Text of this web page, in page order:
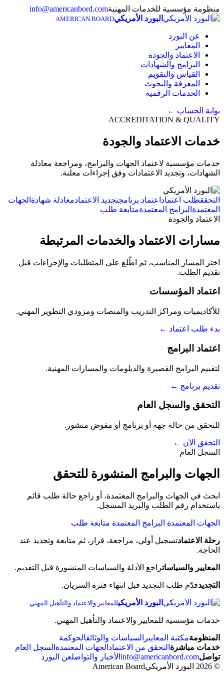
منظومة مؤسسية للخدمات المهنيةinfo@americanbord.com
البورد الأمريكيAMERICAN BOARD
عن البورد
المعايير
الاعتماد والجودة
البرامج والشهادات
القياس والتقويم
المعرفة والبحوث
الخدمات الرقمية
بوابة الحساب ←
ACCREDITATION & QUALITY
خدمات الاعتماد والجودة
خدمات مؤسسية لاعتماد الجهات والبرامج، ومراجعة معادلة
الشهادات، وتجديد الاعتمادات وفق إجراءات معلنة.
التحققطلب اعتماد اعتماد برنامجتجديد الاعتمادمعادلة شهادة الجهات
المعتمدة البرامج المعتمدةمتابعة طلب
الاعتماد والجودة
مسارات الاعتماد والخدمات المرتبطة
اختر المسار المناسب، ثم اطّلع على المتطلبات والإجراءات قبل
تقديم الطلب.
اعتماد المؤسسات
للأكاديميات ومراكز التدريب والمنصات ومزودي التطوير المهني.
بدء طلب اعتماد ←
اعتماد البرامج
لتقييم البرامج القصيرة والدبلومات والمسارات المهنية.
تقديم برنامج ←
التحقق والسجل العام
للتحقق من حالة جهة أو برنامج أو مفوض منشور.
التحقق الآن ←
السجل العام
الجهات والبرامج المنشورة للتحقق
ابحث في الجهات والبرامج المعتمدة، أو راجع حالة طلب قائم
باستخدام رقم الطلب والبريد المسجل.
الجهات المعتمدة البرامج المعتمدة متابعة طلب
رحلة الاعتمادتسجيل أولي، مراجعة، قرار، ثم متابعة وتجديد عند
الحاجة.
المعايير والسياساتراجع الأدلة والسياسات المنشورة قبل التقديم.
التجديدقدّم طلب التجديد قبل انتهاء فترة السريان.
البورد الأمريكيللمعايير والاعتماد والتأهيل المهني
خدمات مؤسسية للمعايير والاعتماد والتأهيل المهني.
المنظومةمكتبة المعايير السياسات والوثائقالحوكمة
خدمات مباشرة التحقق من الاعتماد الجهات المعتمدة السجل العام
تواصلinfo@americanbord.com الأخبار والتواصلعن البورد
© 2026 البورد الأمريكي
American Board